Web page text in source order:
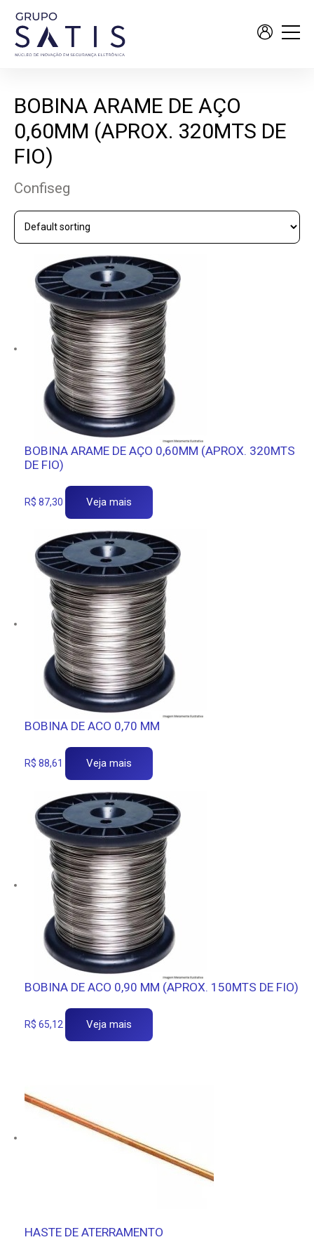
BOBINA ARAME DE AÇO
0,60MM (APROX. 320MTS DE
FIO)
Confiseg
BOBINA ARAME DE AÇO 0,60MM (APROX. 320MTS
DE FIO)
R$ 87,30 Veja mais
BOBINA DE ACO 0,70 MM
R$ 88,61 Veja mais
BOBINA DE ACO 0,90 MM (APROX. 150MTS DE FIO)
R$ 65,12 Veja mais
HASTE DE ATERRAMENTO